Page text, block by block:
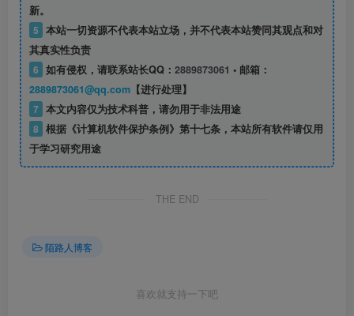
新。
5 本站一切资源不代表本站立场，并不代表本站赞同其观点和对
其真实性负责
6 如有侵权，请联系站长QQ： 2889873061 • 邮箱：
2889873061@qq.com【进行处理】
7 本文内容仅为技术科普，请勿用于非法用途
8 根据《计算机软件保护条例》第十七条，本站所有软件请仅用
于学习研究用途
THE END
陌路人博客
喜欢就支持一下吧